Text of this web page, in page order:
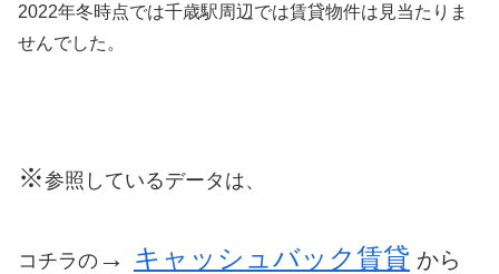
2022年冬時点では千歳駅周辺では賃貸物件は見当たりま
せんでした。
※参照しているデータは、
コチラの → キャッシュバック賃貸 から